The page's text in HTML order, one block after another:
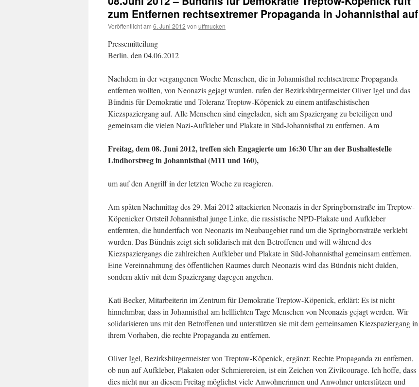
zum Entfernen rechtsextremer Propaganda in Johannisthal auf
Veröffentlicht am 6. Juni 2012 von uffmucken
Pressemitteilung
Berlin, den 04.06.2012
Nachdem in der vergangenen Woche Menschen, die in Johannisthal rechtsextreme Propaganda
entfernen wollten, von Neonazis gejagt wurden, rufen der Bezirksbürgermeister Oliver Igel und das
Bündnis für Demokratie und Toleranz Treptow-Köpenick zu einem antifaschistischen
Kiezspaziergang auf. Alle Menschen sind eingeladen, sich am Spaziergang zu beteiligen und
gemeinsam die vielen Nazi-Aufkleber und Plakate in Süd-Johannisthal zu entfernen. Am
Freitag, dem 08. Juni 2012, treffen sich Engagierte um 16:30 Uhr an der Bushaltestelle
Lindhorstweg in Johannisthal (M11 und 160),
um auf den Angriff in der letzten Woche zu reagieren.
Am späten Nachmittag des 29. Mai 2012 attackierten Neonazis in der Springbornstraße im Treptow-
Köpenicker Ortsteil Johannisthal junge Linke, die rassistische NPD-Plakate und Aufkleber
entfernten, die hundertfach von Neonazis im Neubaugebiet rund um die Springbornstraße verklebt
wurden. Das Bündnis zeigt sich solidarisch mit den Betroffenen und will während des
Kiezspaziergangs die zahlreichen Aufkleber und Plakate in Süd-Johannisthal gemeinsam entfernen.
Eine Vereinnahmung des öffentlichen Raumes durch Neonazis wird das Bündnis nicht dulden,
sondern aktiv mit dem Spaziergang dagegen angehen.
Kati Becker, Mitarbeiterin im Zentrum für Demokratie Treptow-Köpenick, erklärt: Es ist nicht
hinnehmbar, dass in Johannisthal am helllichten Tage Menschen von Neonazis gejagt werden. Wir
solidarisieren uns mit den Betroffenen und unterstützen sie mit dem gemeinsamen Kiezspaziergang in
ihrem Vorhaben, die rechte Propaganda zu entfernen. 
Oliver Igel, Bezirksbürgermeister von Treptow-Köpenick, ergänzt: Rechte Propaganda zu entfernen,
ob nun auf Aufkleber, Plakaten oder Schmierereien, ist ein Zeichen von Zivilcourage. Ich hoffe, dass
dies nicht nur an diesem Freitag möglichst viele Anwohnerinnen und Anwohner unterstützen und